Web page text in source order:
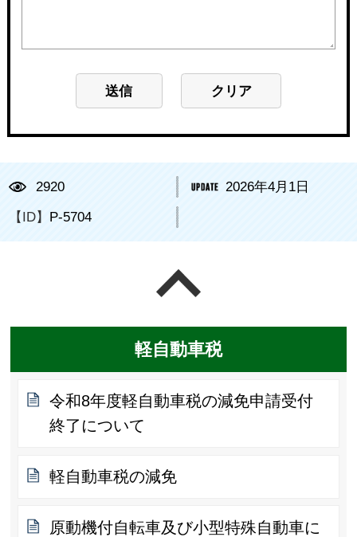
2920 2026年4月1日
【ID】 P-5704
軽自動車税
令和8年度軽自動車税の減免申請受付
終了について
軽自動車税の減免
原動機付自転車及び小型特殊自動車に